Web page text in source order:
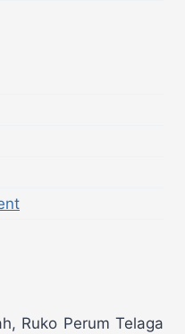
Ruko Perum Telaga